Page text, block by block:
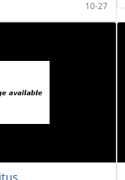
10-27